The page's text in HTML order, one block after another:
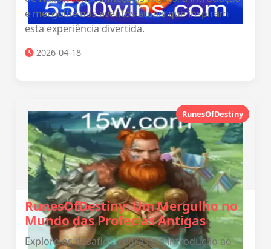
e mergulhe nos eventos atuais que inspiram
esta experiência divertida.
2026-04-18
RunesOfDestiny
RunesOfDestiny: Um Mergulho no
Mundo das Profecias Antigas
Explore os desafios, regras e a introdução ao